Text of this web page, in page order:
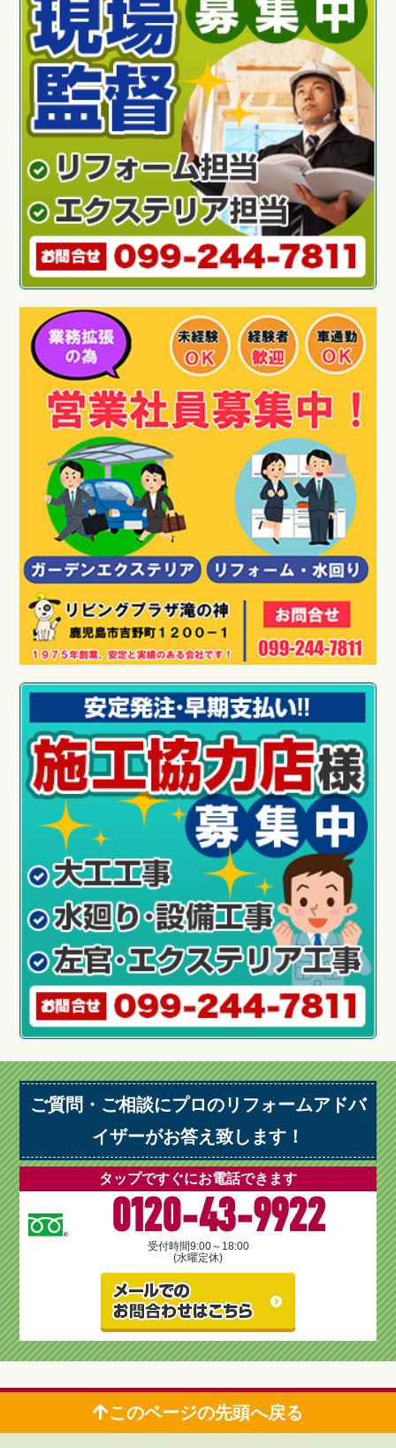
ご質問・ご相談にプロのリフォームアドバ
イザーがお答え致します！
タップですぐにお電話できます
0120-43-9922
受付時間9:00～18:00
(水曜定休)
このページの先頭へ戻る